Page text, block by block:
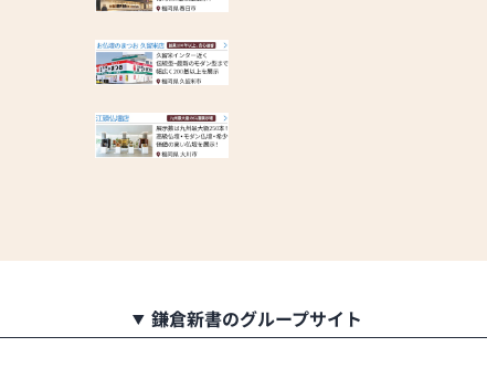
鎌倉新書のグループサイト